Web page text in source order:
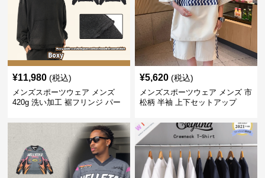
¥11,980 (税込)
メンズスポーツウェア メンズ
420g 洗い加工 裾フリンジ パー
¥5,620 (税込)
メンズスポーツウェア メンズ 市
松柄 半袖 上下セットアップ